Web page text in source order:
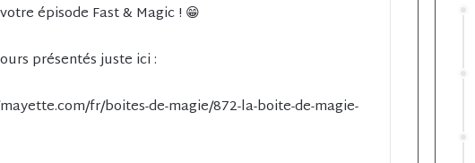
épisode Fast & Magic ! 😁
présentés juste ici :
fr/boites-de-magie/872-la-boite-de-magie-